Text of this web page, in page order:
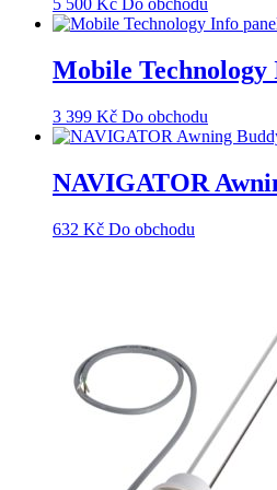
5 500 Kč Do obchodu
Mobile
3 399 Kč Do obchodu
NAVIGATOR
632 Kč Do obchodu